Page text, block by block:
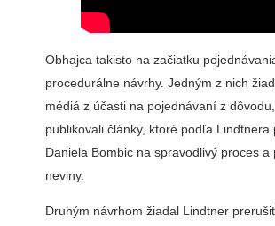
Obhajca takisto na začiatku
procedurálne návrhy. Jedným z nich
médiá z účasti na pojednávaní z
publikovali články, ktoré podľa Lindtnera
Daniela Bombic na spravodlivý proces a
neviny.
Druhým návrhom žiadal Lindtner